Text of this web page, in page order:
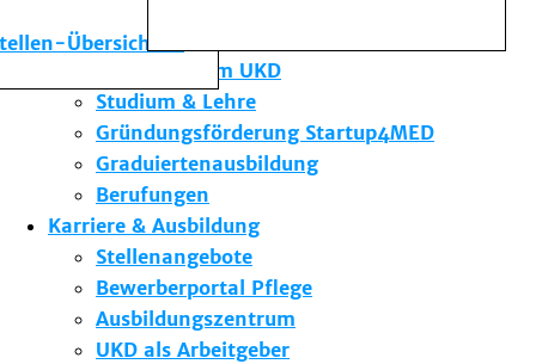
Übersicht
Die Institute des UKD
Forschung am UKD
Studium & Lehre
Gründungsförderung Startup4MED
Graduiertenausbildung
Berufungen
Karriere & Ausbildung
Stellenangebote
Bewerberportal Pflege
Ausbildungszentrum
UKD als Arbeitgeber